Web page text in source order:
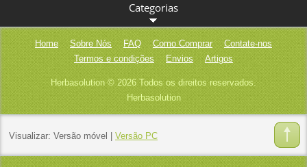
Categorias
Home Sobre Nós FAQ Como Comprar
Contate-nos
Termos e condições
Envios Artigos
Herbasolution © 2026 Todos os direitos reservados.
Herbasolution
Visualizar: Versão móvel Versão PC